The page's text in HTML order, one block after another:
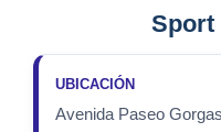
Sport
UBICACIÓN
Avenida Paseo